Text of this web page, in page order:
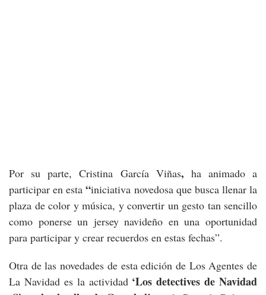
Por su parte, Cristina García Viñas, ha animado a
participar en esta “iniciativa novedosa que busca llenar la
plaza de color y música, y convertir un gesto tan sencillo
como ponerse un jersey navideño en una oportunidad
para participar y crear recuerdos en estas fechas”.
Otra de las novedades de esta edición de Los Agentes de
La Navidad es la actividad ‘Los detectives de Navidad